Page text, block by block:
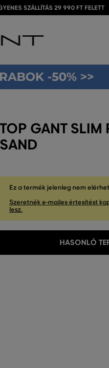
SZÁLLÍTÁS 29 990 FT FELETT
-50% >>
TOP GANT SLIM
SAND
Ez a termék jelenleg nem
Szeretnék e-mailes értesítést
lesz.
HASONLÓ